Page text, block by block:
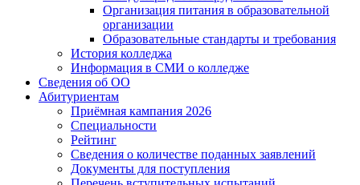
Организация питания в образовательной
организации
Образовательные стандарты и требования
История колледжа
Информация в СМИ о колледже
Сведения об ОО
Абитуриентам
Приёмная кампания 2026
Специальности
Рейтинг
Сведения о количестве поданных заявлений
Документы для поступления